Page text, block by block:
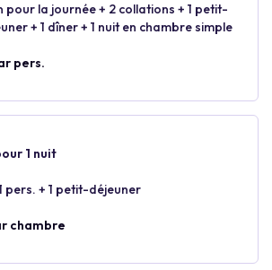
pour la journée + 2 collations + 1 petit-
+ 1 dîner + 1 nuit en chambre simple
pers.
1 nuit
pers. + 1 petit-déjeuner
chambre